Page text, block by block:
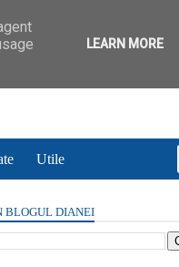
Utile
BLOGUL DIANEI
LEARN MORE